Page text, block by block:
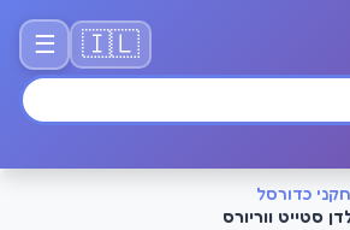
🇮🇱
☰
כדורסל
סטייט ווריורס